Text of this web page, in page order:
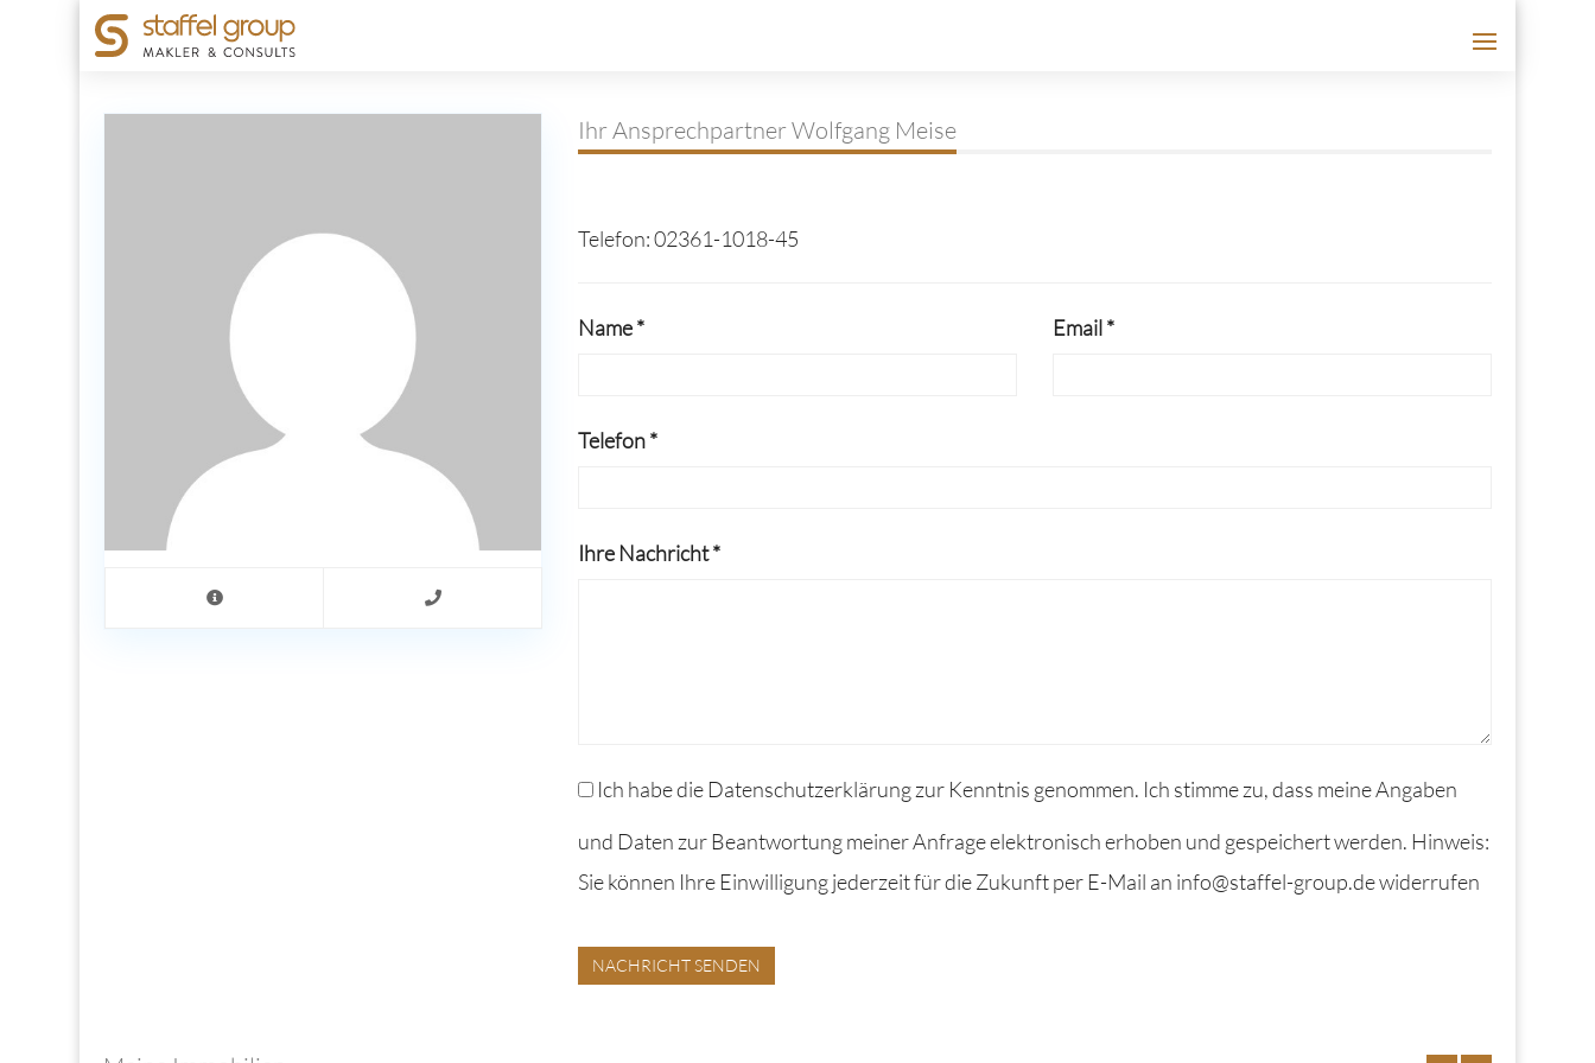
Ihr Ansprechpartner Wolfgang Meise
Telefon: 02361-1018-45
Name * Email *
Telefon *
Ihre Nachricht *
Ich habe die Datenschutzerklärung zur Kenntnis genommen. Ich stimme zu, dass meine Angaben
und Daten zur Beantwortung meiner Anfrage elektronisch erhoben und gespeichert werden. Hinweis:
Sie können Ihre Einwilligung jederzeit für die Zukunft per E-Mail an info@staffel-group.de widerrufen
NACHRICHT SENDEN